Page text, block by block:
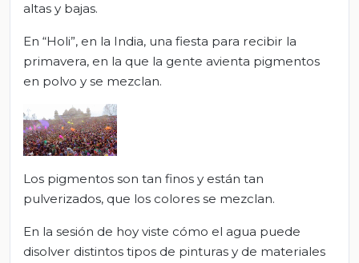
altas y bajas.
En “Holi”, en la India, una fiesta para recibir la
primavera, en la que la gente avienta pigmentos
en polvo y se mezclan.
Los pigmentos son tan finos y están tan
pulverizados, que los colores se mezclan.
En la sesión de hoy viste cómo el agua puede
disolver distintos tipos de pinturas y de materiales